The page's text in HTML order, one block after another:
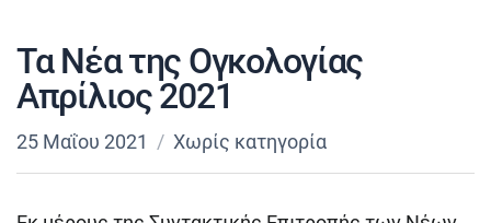
Τα Νέα της Ογκολογίας
Απρίλιος 2021
25 Μαΐου 2021 Χωρίς κατηγορία